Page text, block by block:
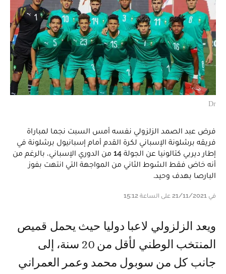
Dr
فرض عبد الصمد الزلزولي نفسه أمس السبت نجما لمباراة
فريقه برشلونة الإسباني لكرة القدم أمام إسبانيول برشلونة في
إطار ديربي كتالونيا عن الجولة 14 من الدوري الإسباني، بالرغم من
أنه خاض فقط الشوط الثاني من المواجهة التي انتهت بفوز
البارصا بهدف وحيد.
في 21/11/2021 على الساعة 15:12
ويعد الزلزولي لاعبا دوليا حيث يحمل قميص
المنتخب الوطني لأقل من 20 سنة، إلى
جانب كل من سوبول محمد وعمر العمراني